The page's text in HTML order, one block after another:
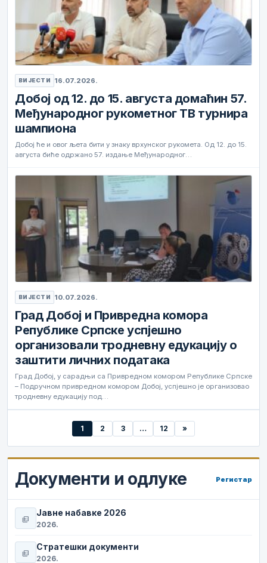
ВИЈЕСТИ 16.07.2026.
Добој од 12. до 15. августа домаћин 57.
Међународног рукометног ТВ турнира
шампиона
Добој ће и овог љета бити у знаку врхунског рукомета. Од 12. до 15.
августа биће одржано 57. издање Међународног…
ВИЈЕСТИ 10.07.2026.
Град Добој и Привредна комора
Републике Српске успјешно
организовали тродневну едукацију о
заштити личних података
Град Добој, у сарадњи са Привредном комором Републике Српске
– Подручном привредном комором Добој, успјешно је организовао
тродневну едукацију под…
1 2 3 … 12 »
Документи и одлуке Регистар
picture_as_pdf
Јавне набавке 2026
2026.
picture_as_pdf
Стратешки документи
2026.